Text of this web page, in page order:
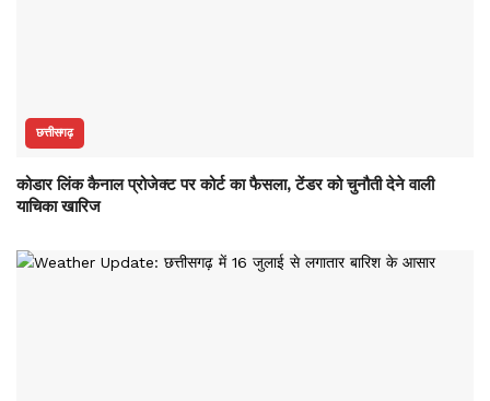
छत्तीसगढ़
कोडार लिंक कैनाल प्रोजेक्ट पर कोर्ट का फैसला, टेंडर को चुनौती देने वाली
याचिका खारिज